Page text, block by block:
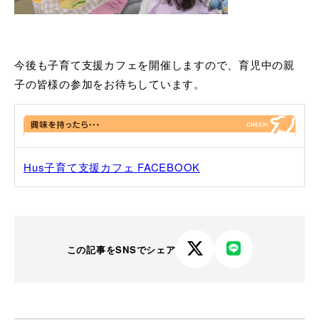
今後も子育て支援カフェを開催しますので、育児中の親
子の皆様の参加をお待ちしています。
Hus子育て支援カフェ FACEBOOK
この記事をSNSでシェア
X
ア
LINE
ア